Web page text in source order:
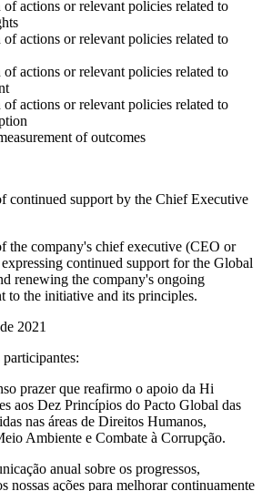
actions or relevant policies related to
actions or relevant policies related to
actions or relevant policies related to
actions or relevant policies related to
of outcomes
continued support by the Chief Executive
the company's chief executive (CEO or
continued support for the Global
renewing the company's ongoing
to the initiative and its principles.
2021
prazer que reafirmo o apoio da Hi
aos Dez Princípios do Pacto Global das
nas áreas de Direitos Humanos,
Ambiente e Combate à Corrupção.
anual sobre os progressos,
nossas ações para melhorar continuamente